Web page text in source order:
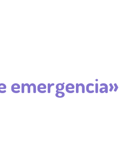
emergencia»